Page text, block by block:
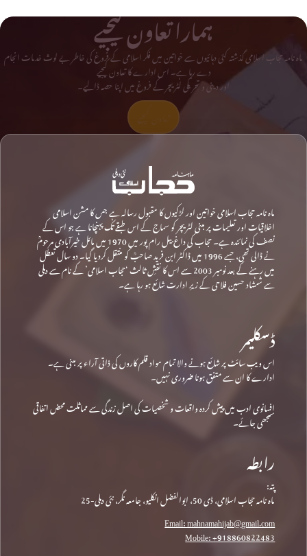
ہمارا تعاون کیجیے
ماہ نامہ حجاب اسلامی گذشتہ کئی دہائیوں سے خواتین میں فکر اسلامی کے فروغ کی خاطر بے لوث خدمات انجام
دے رہا ہے۔ اس ادارے کا تعاون کیجیے
اور دینی و تحریکی لٹریچر کے فروغ میں اپنا حصہ ڈالیے۔
ماہ نامہ حجاب اسلامی خواتین اور لڑکیوں کا مقبول رسالہ ہے جس کا مشن اسلامی
اخلاقیات اور تعلیمات پر مبنی لٹریچر کو سماج کے اس طبقے تک پہنچانا ہے جو اس کے
نصف کی نمائندہ ہے۔ حجاب کی داغ بیل رام پور میں 1970 میں مائل خیرآبادی مرحومؒ
نے ڈالی تھی، جسے 1996 میں ڈاکٹر ابن فرید صاحبؒ کو منتقل کردیا گیا۔ دو سال تعطل
میں رہنے کے بعد نومبر 2003 سے اس کا نقشِ ثالث ‘حجاب اسلامی’ کے نام سے دہلی
سے شمشاد حسین فلاحی کے زیرِ ادارت شائع ہو رہا ہے۔
ڈسکلیمر
اس ویب سائٹ پر شائع ہونے والا تمام مواد قلم کاروں کی ذاتی آراء پر مبنی ہے۔
ادارے کا ان سے متفق ہونا ضروری نہیں۔
افسانوی ادب میں پیش کردہ واقعات و شخصیات کی اصل زندگی سے مماثلت محض اتفاقی
سمجھی جائے۔
رابطہ
پتہ:
ماہ نامہ حجاب اسلامی، ڈی 50، ابوالفضل انکلیو، جامعہ نگر، نئی دہلی-25
Email: mahnamahijab@gmail.com
Mobile: +918860822483